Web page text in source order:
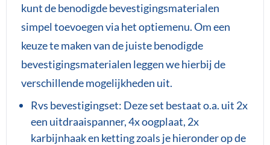
kunt de benodigde bevestigingsmaterialen
simpel toevoegen via het optiemenu. Om een
keuze te maken van de juiste benodigde
bevestigingsmaterialen leggen we hierbij de
verschillende mogelijkheden uit.
Rvs bevestigingset: Deze set bestaat o.a. uit 2x
een uitdraaispanner, 4x oogplaat, 2x
karbijnhaak en ketting zoals je hieronder op de